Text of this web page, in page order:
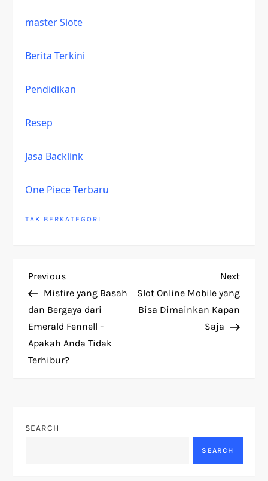
master Slote
Berita Terkini
Pendidikan
Resep
Jasa Backlink
One Piece Terbaru
TAK BERKATEGORI
P
o
s
t
a
Previous
Post
Previous
Misfire yang Basah
dan Bergaya dari
Emerald Fennell –
Apakah Anda Tidak
Terhibur?
Next
Post
Next
Slot Online Mobile yang
Bisa Dimainkan Kapan
Saja
SEARCH
SEARCH